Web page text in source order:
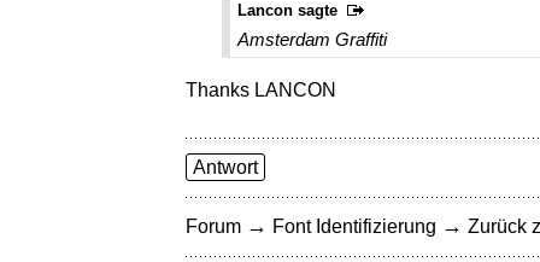
Lancon sagte
Amsterdam Graffiti
Thanks LANCON
Antwort
Forum → Font Identifizierung → Zurück